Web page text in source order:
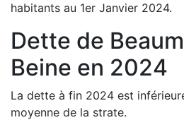
habitants au 1er Janvier 2024.
Dette de
Beine en 2024
La dette à fin 2024 est
moyenne de la strate.